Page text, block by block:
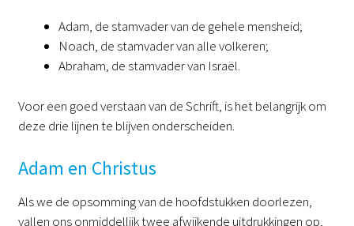
Adam, de stamvader van de gehele mensheid;
Noach, de stamvader van alle volkeren;
Abraham, de stamvader van Israël.
Voor een goed verstaan van de Schrift, is het belangrijk om
deze drie lijnen te blijven onderscheiden.
Adam en Christus
Als we de opsomming van de hoofdstukken doorlezen,
vallen ons onmiddellijk twee afwijkende uitdrukkingen op,